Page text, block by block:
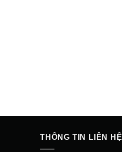
THÔNG TIN LIÊN HỆ